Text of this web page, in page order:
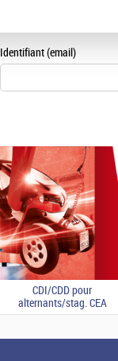
Identifiant (email)
CDI/CDD pour
alternants/stag. CEA